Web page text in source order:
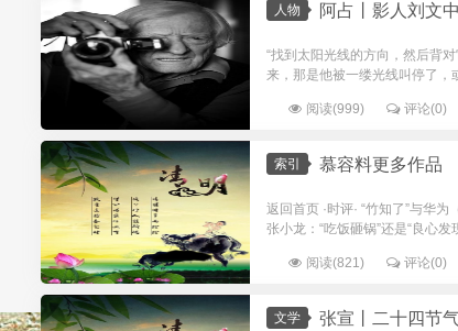
人物 阿占丨影人刘文中
“找到太阳光线的方向，然后背
来，那是他被一缕光线叫停了，
阅读(999) 评论(0)
索引 慕容料更多作品
返回首页 ·时评· “竹知了”与华
张小龙：“吃饭砸锅”还是“良心
阅读(821) 评论(0)
文学 张宣丨二十四节气